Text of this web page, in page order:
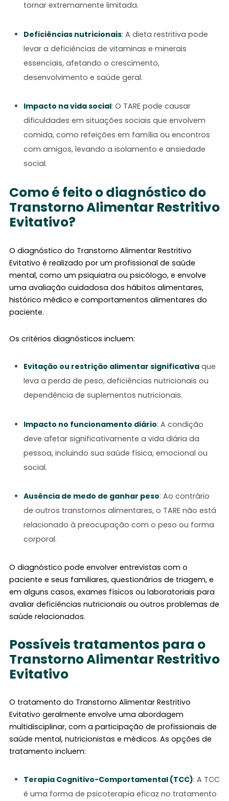
tornar extremamente limitada.
Deficiências nutricionais: A dieta restritiva pode
levar a deficiências de vitaminas e minerais
essenciais, afetando o crescimento,
desenvolvimento e saúde geral.
Impacto na vida social: O TARE pode causar
dificuldades em situações sociais que envolvem
comida, como refeições em família ou encontros
com amigos, levando a isolamento e ansiedade
social.
Como é feito o diagnóstico do
Transtorno Alimentar Restritivo
Evitativo?
O diagnóstico do Transtorno Alimentar Restritivo
Evitativo é realizado por um profissional de saúde
mental, como um psiquiatra ou psicólogo, e envolve
uma avaliação cuidadosa dos hábitos alimentares,
histórico médico e comportamentos alimentares do
paciente.
Os critérios diagnósticos incluem:
Evitação ou restrição alimentar significativa que
leva a perda de peso, deficiências nutricionais ou
dependência de suplementos nutricionais.
Impacto no funcionamento diário: A condição
deve afetar significativamente a vida diária da
pessoa, incluindo sua saúde física, emocional ou
social.
Ausência de medo de ganhar peso: Ao contrário
de outros transtornos alimentares, o TARE não está
relacionado à preocupação com o peso ou forma
corporal.
O diagnóstico pode envolver entrevistas com o
paciente e seus familiares, questionários de triagem, e
em alguns casos, exames físicos ou laboratoriais para
avaliar deficiências nutricionais ou outros problemas de
saúde relacionados.
Possíveis tratamentos para o
Transtorno Alimentar Restritivo
Evitativo
O tratamento do Transtorno Alimentar Restritivo
Evitativo geralmente envolve uma abordagem
multidisciplinar, com a participação de profissionais de
saúde mental, nutricionistas e médicos. As opções de
tratamento incluem:
Terapia Cognitivo-Comportamental (TCC): A TCC
é uma forma de psicoterapia eficaz no tratamento